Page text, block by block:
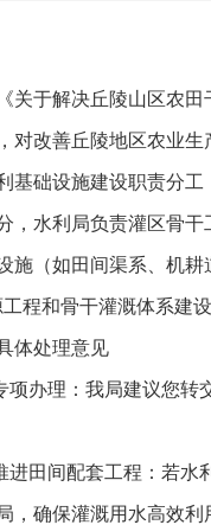
关于解决丘陵山区农
对改善丘陵地区农业
基础设施建设职责分工
，水利局负责灌区骨
施（如田间渠系、机
程和骨干灌溉体系建
体处理意见
项办理：我局建议您
进田间配套工程：若
，确保灌溉用水高效利